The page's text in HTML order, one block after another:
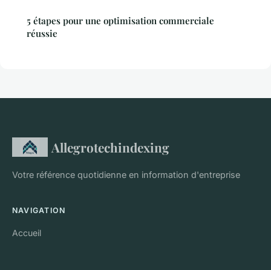
5 étapes pour une optimisation commerciale
réussie
Allegrotechindexing
Votre référence quotidienne en information d'entreprise
NAVIGATION
Accueil